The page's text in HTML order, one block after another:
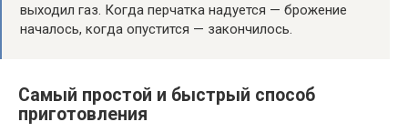
выходил газ. Когда перчатка надуется — брожение
началось, когда опустится — закончилось.
Самый простой и быстрый способ
приготовления